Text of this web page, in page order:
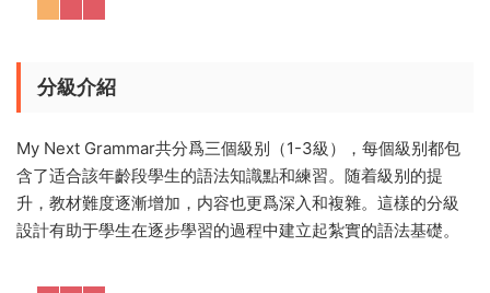
分級介紹
My Next Grammar共分爲三個級别（1-3級），每個級别都包
含了适合該年齡段學生的語法知識點和練習。随着級别的提
升，教材難度逐漸增加，内容也更爲深入和複雜。這樣的分級
設計有助于學生在逐步學習的過程中建立起紮實的語法基礎。